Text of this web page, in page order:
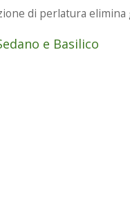
di perlatura
e Basilico